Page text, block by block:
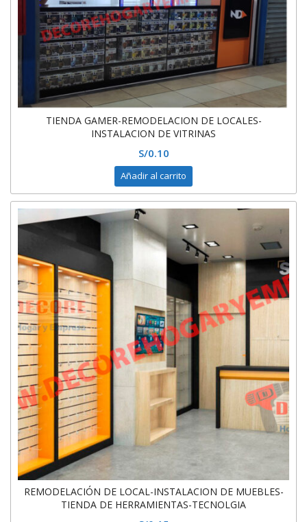
TIENDA GAMER-REMODELACION DE LOCALES-
INSTALACION DE VITRINAS
S/0.10
Añadir al carrito
REMODELACIÓN DE LOCAL-INSTALACION DE MUEBLES-
TIENDA DE HERRAMIENTAS-TECNOLGIA